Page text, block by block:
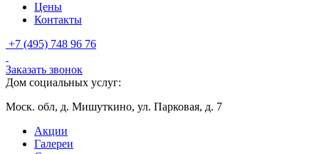
Цены
Контакты
+7 (495) 748 96 76
Заказать звонок
Дом социальных услуг:
Моск. обл, д. Мишуткино, ул. Парковая, д. 7
Акции
Галереи